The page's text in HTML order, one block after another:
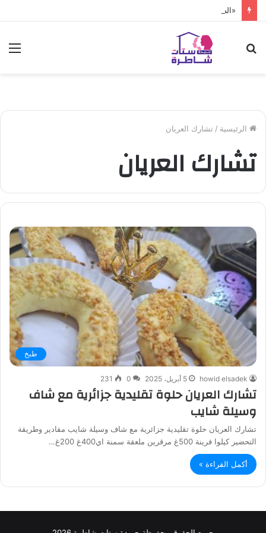
«الصحة» تعلن فحص أكثر من 10 ملايين طفل
الرئيسية / تشارك العريان
تشارك العريان
طبخ
howid elsadek 5 أبريل، 2025 0
231
تشارك العريان حلوة تقليدية جزائرية مع شاف
وسيلة شايب
تشارك العريان حلوة تقليدية جزائرية مع شاف وسيلة شايب مقادير وطريقة
التحضير كيلوا فرينة 500غ مرقرين ملعقة سمنة اي400غ 200غ…
أكمل القراءة »